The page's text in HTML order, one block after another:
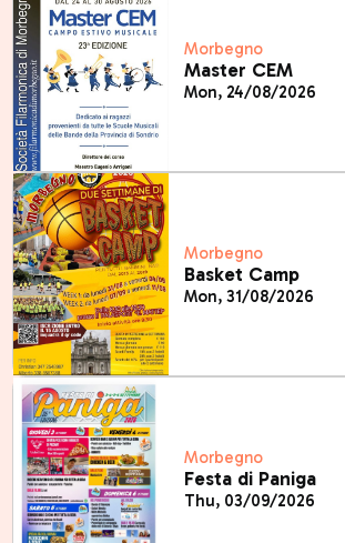
Morbegno
Master CEM
Mon, 24/08/2026
Morbegno
Basket Camp
Mon, 31/08/2026
Morbegno
Festa di Paniga
Thu, 03/09/2026